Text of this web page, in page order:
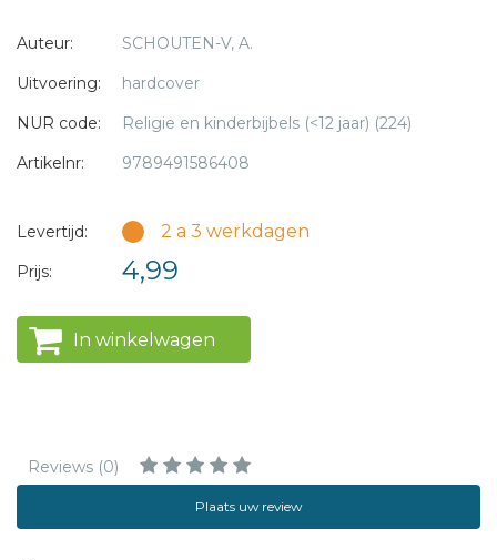
voor huisgodsdienst, (zondags)school en club.
Met prachtige kleuren-illustraties van Alberte Jonkers.
Geschikt voor kinderen vanaf 8 jaar.
Auteur:
SCHOUTEN-V, A.
Uitvoering:
hardcover
NUR code:
Religie en kinderbijbels (<12 jaar) (224)
Artikelnr:
9789491586408
Levertijd: 2 a 3 werkdagen
Prijs: 4,99
In winkelwagen
Reviews (0)
Plaats uw review